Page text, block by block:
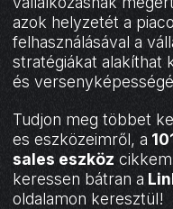
azok helyzetét a
felhasználásával a
stratégiákat alakíthat
és
Tudjon meg többet
es eszközeimről, a
sales eszköz
keressen bátran a
oldalamon keresztül!